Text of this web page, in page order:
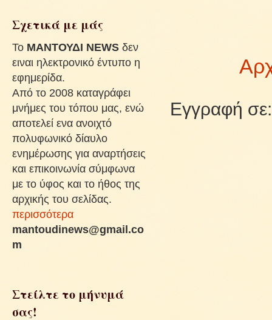
Εγγραφή
Σχετικά με μάς
To ΜΑΝΤΟΥΔΙ NEWS δεν
ειναι ηλεκτρονικό έντυπο η
εφημερίδα.
Από το 2008 καταγράφει
μνήμες του τόπου μας, ενώ
αποτελεί ενα ανοιχτό
πολυφωνικό δίαυλο
ενημέρωσης για αναρτήσεις
και επικοινωνία σύμφωνα
με το ύφος και το ήθος της
αρχικής του σελίδας.
περισσότερα
mantoudinews@gmail.co
m
Στείλτε το μήνυμά
σας!